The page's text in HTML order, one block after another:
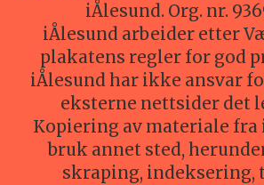
iÅlesund. Org. nr.
iÅlesund arbeider etter
plakatens regler for god
iÅlesund har ikke ansvar
eksterne nettsider det
Kopiering av materiale fra
bruk annet sted,
skraping, indeksering,